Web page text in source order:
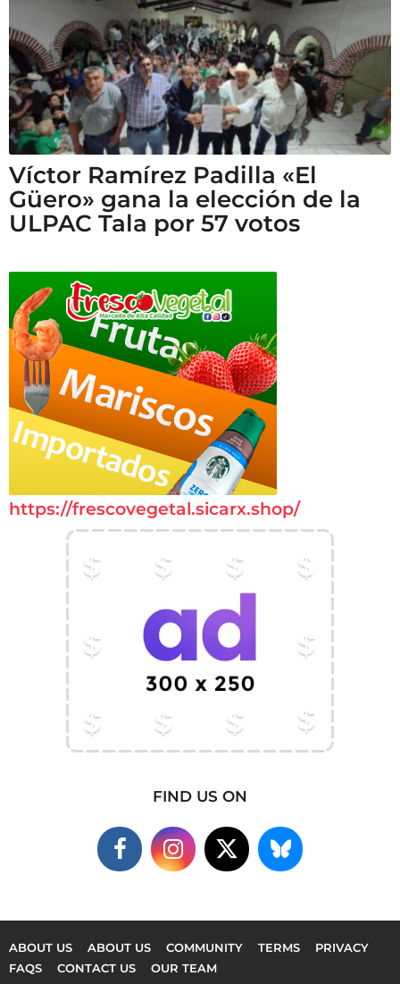
Víctor Ramírez Padilla «El
Güero» gana la elección de la
ULPAC Tala por 57 votos
https://frescovegetal.sicarx.shop/
FIND US ON
ABOUT US ABOUT US COMMUNITY TERMS
PRIVACY
FAQS
CONTACT US OUR TEAM